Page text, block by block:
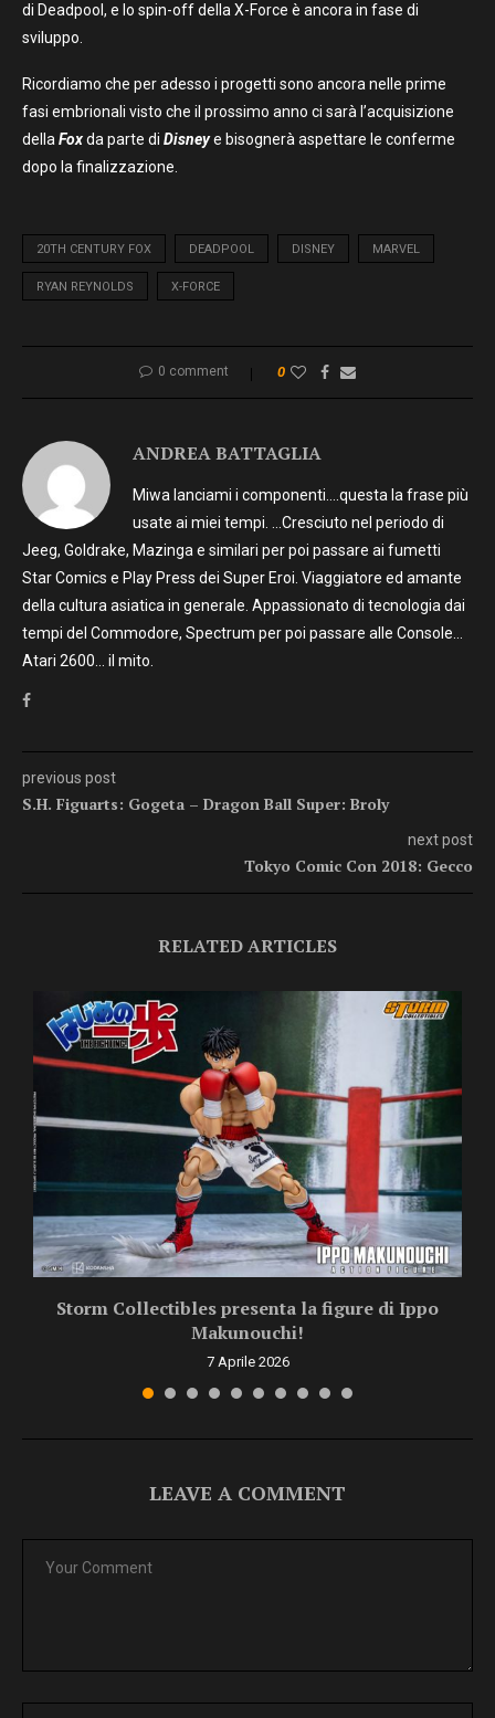
di Deadpool, e lo spin-off della X-Force è ancora in fase di
sviluppo.
Ricordiamo che per adesso i progetti sono ancora nelle prime
fasi embrionali visto che il prossimo anno ci sarà l’acquisizione
della Foxda parte di Disneye bisognerà aspettare le conferme
dopo la finalizzazione.
20TH CENTURY FOX DEADPOOL DISNEY MARVEL
RYAN REYNOLDS X-FORCE
0 comment 0
ANDREA BATTAGLIA
Miwa lanciami i componenti….questa la frase più
usate ai miei tempi. …Cresciuto nel periodo di
Jeeg, Goldrake, Mazinga e similari per poi passare ai fumetti
Star Comics e Play Press dei Super Eroi. Viaggiatore ed amante
della cultura asiatica in generale. Appassionato di tecnologia dai
tempi del Commodore, Spectrum per poi passare alle Console…
Atari 2600… il mito.
previous post
S.H. Figuarts: Gogeta – Dragon Ball Super: Broly
next post
Tokyo Comic Con 2018: Gecco
RELATED ARTICLES
Storm Collectibles presenta la figure di Ippo
Makunouchi!
7 Aprile 2026
LEAVE A COMMENT